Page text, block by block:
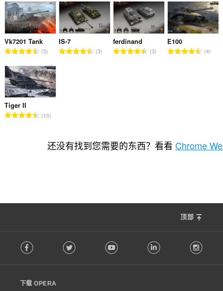
分
次
数
：
分
次
数
：
分
次
数
：
分
次
数
：
Vk7201 Tank
总
分
次
数
：
5
IS-7
总
3
ferdinand
总
3
E100
总
4
Tiger II
总10
还没有找到您需要的东西？看看 Chrome
顶部
o
w
Facebook Twitter Youtube LinkedIn
下载 OPERA